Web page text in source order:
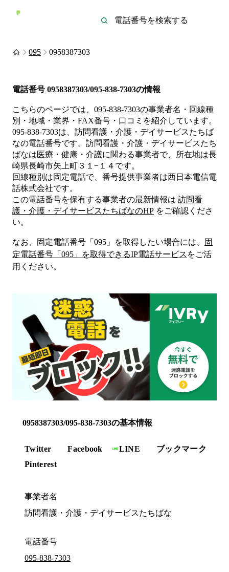
095 0958387303
電話番号 0958387303/095-838-7303の情報
こちらのページでは、 095-838-7303の事業者名・回線種
別・地域・業界・FAX番号・口コミを紹介しています。
095-838-7303は、 訪問看護・介護・デイサービスたちば
なの電話番号です。 訪問看護・介護・デイサービスたち
ばなは医療・健康・介護に関わる事業者で、所在地は長
崎県長崎市矢上町３１−１４ です。
回線種別は固定電話で、番号提供事業者は西日本電信電
話株式会社です。
この電話番号を保有する事業者の最新情報は 訪問看
護・介護・デイサービスたちばなのHP をご確認くださ
い。
なお、固定電話番号「 095 」を取得したい場合には、
固
定電話番号「 095 」を取得できるIP電話サービス をご活
用ください。
0958387303/095-838-7303の基本情報
Twitter Facebook LINE
ブックマーク
Pinterest
事業者名
訪問看護・介護・デイサービスたちばな
電話番号
095-838-7303